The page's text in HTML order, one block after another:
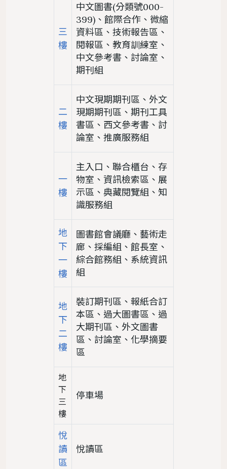
三
樓
中文圖書(分類號000-
399)、館際合作、微縮
資料區、技術報告區、
閱報區、教育訓練室、
中文參考書、討論室、
期刊組
二
樓
中文現期期刊區、外文
現期期刊區、期刊工具
書區、西文參考書、討
論室、推廣服務組
一
樓
主入口、聯合櫃台、存
物室、資訊檢索區、展
示區、典藏閱覽組、知
識服務組
地
下
一
樓
圖書館會議廳、藝術走
廊、採編組、館長室、
綜合館務組、系統資訊
組
地
下
二
樓
裝訂期刊區、報紙合訂
本區、過大圖書區、過
大期刊區、外文圖書
區、討論室、化學摘要
區
地
下
三
樓
停車場
悅
讀
區
悅讀區